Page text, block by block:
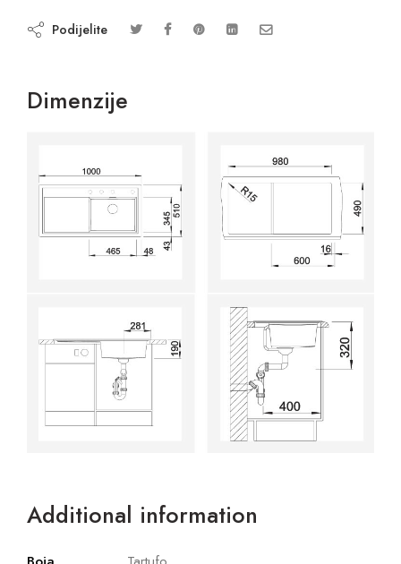
Podijelite
Dimenzije
Additional information